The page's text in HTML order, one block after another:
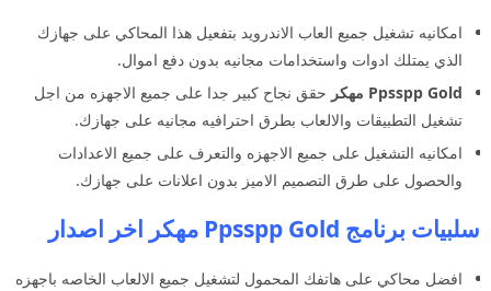
امكانيه تشغيل جميع العاب الاندرويد بتفعيل هذا المحاكي على جهازك
الذي يمتلك ادوات واستخدامات مجانيه بدون دفع اموال.
Ppsspp Gold مهكر
حقق نجاح كبير جدا على جميع الاجهزه من اجل
تشغيل التطبيقات والالعاب بطرق احترافيه مجانيه على جهازك.
امكانيه التشغيل على جميع الاجهزه والتعرف على جميع الاعدادات
والحصول على طرق التصميم الاميز بدون اعلانات على جهازك.
سلبيات برنامج Ppsspp Gold مهكر اخر اصدار
افضل محاكي على هاتفك المحمول لتشغيل جميع الالعاب الخاصه باجهزه